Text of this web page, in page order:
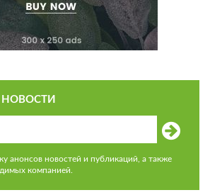
анонсов новостей и публикаций, а также
компанией.